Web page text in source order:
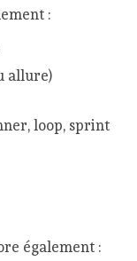
:
allure)
loop, sprint
également :